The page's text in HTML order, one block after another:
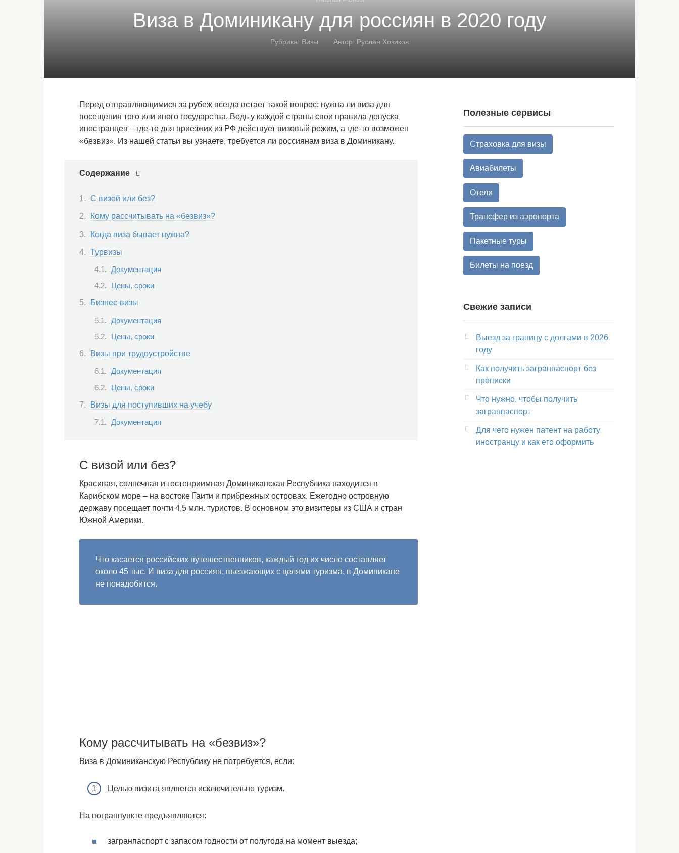
Виза в Доминикану для россиян в 2020 году
Рубрика: Визы Автор: Руслан Хозиков
Перед отправляющимися за рубеж всегда встает такой вопрос: нужна ли виза для
посещения того или иного государства. Ведь у каждой страны свои правила допуска
иностранцев – где-то для приезжих из РФ действует визовый режим, а где-то возможен
«безвиз». Из нашей статьи вы узнаете, требуется ли россиянам виза в Доминикану.
Содержание
С визой или без?
Кому рассчитывать на «безвиз»?
Когда виза бывает нужна?
Турвизы
Документация
Цены, сроки
Бизнес-визы
Документация
Цены, сроки
Визы при трудоустройстве
Документация
Цены, сроки
Визы для поступивших на учебу
Документация
С визой или без?
Красивая, солнечная и гостеприимная Доминиканская Республика находится в
Карибском море – на востоке Гаити и прибрежных островах. Ежегодно островную
державу посещает почти 4,5 млн. туристов. В основном это визитеры из США и стран
Южной Америки.
Что касается российских путешественников, каждый год их число составляет
около 45 тыс. И виза для россиян, въезжающих с целями туризма, в Доминикане
не понадобится.
Кому рассчитывать на «безвиз»?
Виза в Доминиканскую Республику не потребуется, если:
Целью визита является исключительно туризм.
На погранпункте предъявляются:
загранпаспорт с запасом годности от полугода на момент выезда;
Полезные сервисы
Страховка для визы
Авиабилеты
Отели
Трансфер из аэропорта
Пакетные туры
Билеты на поезд
Свежие записи
Выезд за границу с долгами в 2026
году
Как получить загранпаспорт без
прописки
Что нужно, чтобы получить
загранпаспорт
Для чего нужен патент на работу
иностранцу и как его оформить